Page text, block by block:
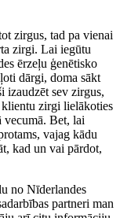
zirgus, tad pa vienai
zirgi. Lai iegūtu
ērzeļu ģenētisko
dārgi, doma sākt
izaudzēt sev zirgus,
klientu zirgi lielākoties
vecumā. Bet, lai
vajag kādu
kad un vai pārdot,
no Nīderlandes
partneri man